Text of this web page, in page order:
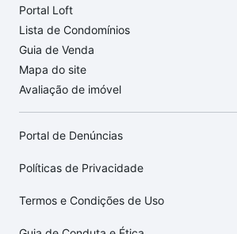
Portal Loft
Lista de Condomínios
Guia de Venda
Mapa do site
Avaliação de imóvel
Portal de Denúncias
Políticas de Privacidade
Termos e Condições de Uso